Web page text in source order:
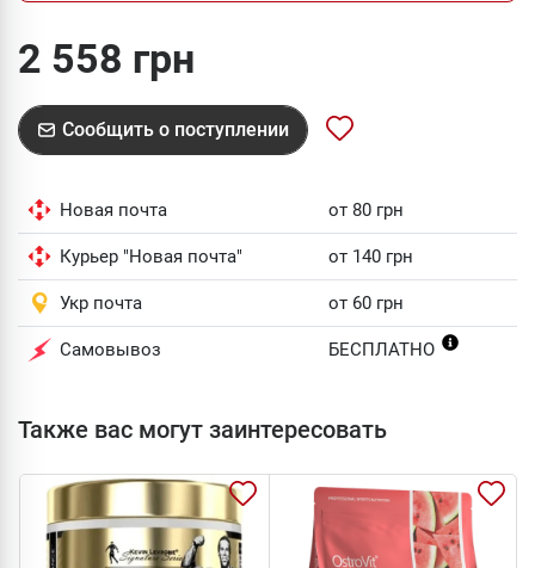
2 558 грн
Сообщить о поступлении
Новая почта от 80 грн
Курьер "Новая почта" от 140 грн
Укр почта от 60 грн
Самовывоз БЕСПЛАТНО
Также вас могут заинтересовать